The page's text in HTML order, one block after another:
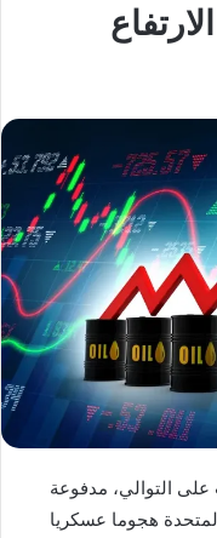
التوالي، مدفوعة
هجوما عسكريا